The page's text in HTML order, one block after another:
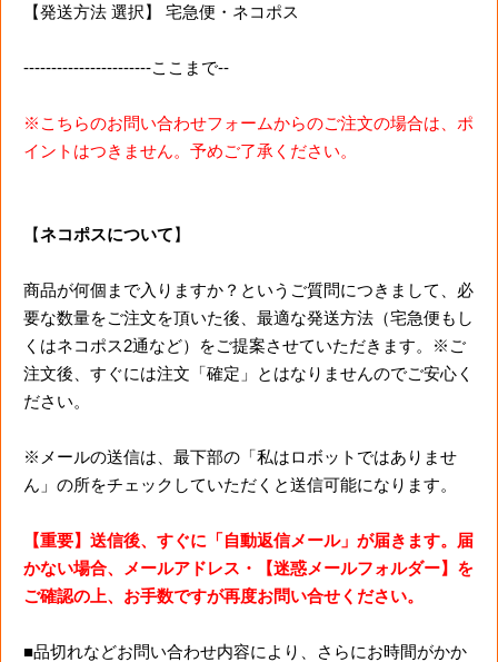
【発送方法 選択】 宅急便・ネコポス
-----------------------ここまで--
※こちらのお問い合わせフォームからのご注文の場合は、ポ
イントはつきません。予めご了承ください。
【ネコポスについて】
商品が何個まで入りますか？というご質問につきまして、必
要な数量をご注文を頂いた後、最適な発送方法（宅急便もし
くはネコポス2通など）をご提案させていただきます。※ご
注文後、すぐには注文「確定」とはなりませんのでご安心く
ださい。
※メールの送信は、最下部の「私はロボットではありませ
ん」の所をチェックしていただくと送信可能になります。
【重要】送信後、すぐに「自動返信メール」が届きます。届
かない場合、メールアドレス・【迷惑メールフォルダー】を
ご確認の上、お手数ですが再度お問い合せください。
■品切れなどお問い合わせ内容により、さらにお時間がかか